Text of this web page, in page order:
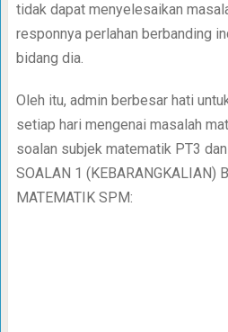
tidak dapat menyelesaikan
responnya perlahan berbanding
bidang dia.
Oleh itu, admin berbesar hati
setiap hari mengenai masalah
soalan subjek matematik PT3
SOALAN 1 (KEBARANGKALIAN)
MATEMATIK SPM: